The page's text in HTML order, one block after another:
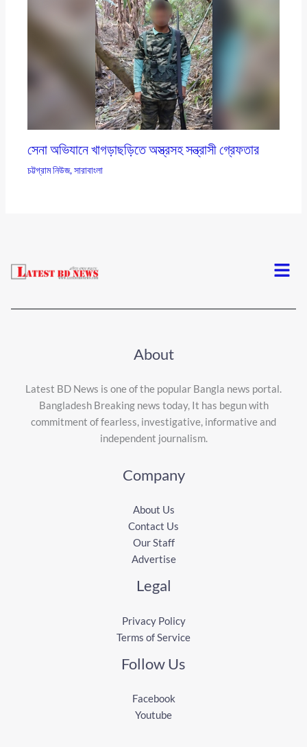
সেনা অভিযানে খাগড়াছড়িতে অস্ত্রসহ সন্ত্রাসী গ্রেফতার
চট্টগ্রাম নিউজ,সারাবাংলা
Menu
About
Latest BD News is one of the popular Bangla news portal.
Bangladesh Breaking news today, It has begun with
commitment of fearless, investigative, informative and
independent journalism.
Company
About Us
Contact Us
Our Staff
Advertise
Legal
Privacy Policy
Terms of Service
Follow Us
Facebook
Youtube